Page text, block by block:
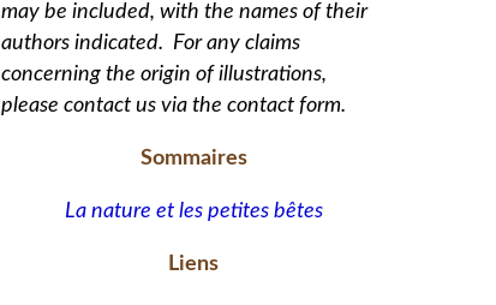
may be included, with the names of their
authors indicated. For any claims
concerning the origin of illustrations,
please contact us via the contact form.
Sommaires
La nature et les petites bêtes
Liens